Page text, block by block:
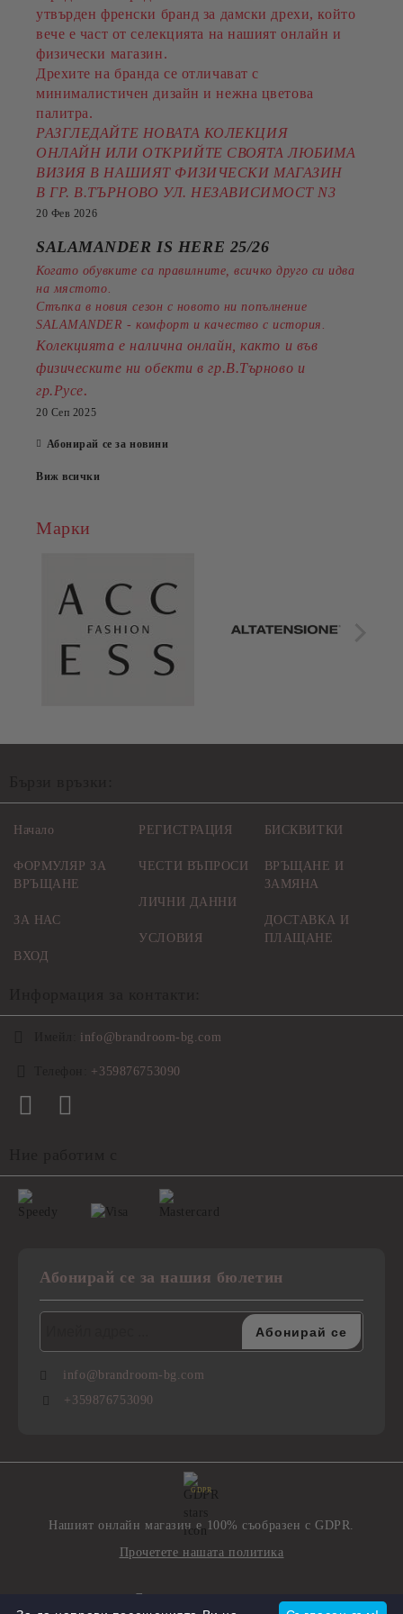
утвърден френски бранд за дамски дрехи, който
вече е част от селекцията на нашият онлайн и
физически магазин.
Дрехите на бранда се отличават с
минималистичен дизайн и нежна цветова
палитра.
РАЗГЛЕДАЙТЕ НОВАТА КОЛЕКЦИЯ
ОНЛАЙН ИЛИ ОТКРИЙТЕ СВОЯТА ЛЮБИМА
ВИЗИЯ В НАШИЯТ ФИЗИЧЕСКИ МАГАЗИН
В ГР. В.ТЪРНОВО УЛ. НЕЗАВИСИМОСТ N3
20 Фев 2026
SALAMANDER IS HERE 25/26
Когато обувките са правилните, всичко друго си идва
на мястото.
Стъпка в новия сезон с новото ни попълнение
SALAMANDER - комфорт и качество с история.
Колекцията е налична онлайн, както и във
физическите ни обекти в гр.В.Търново и
гр.Русе.
20 Сеп 2025
Абонирай се за новини
Виж всички
Марки
Начало
ФОРМУЛЯР ЗА
ВРЪЩАНЕ
ЗА НАС
ВХОД
РЕГИСТРАЦИЯ
ЧЕСТИ ВЪПРОСИ
ЛИЧНИ ДАННИ
УСЛОВИЯ
БИСКВИТКИ
ВРЪЩАНЕ И
ЗАМЯНА
ДОСТАВКА И
ПЛАЩАНЕ
info@brandroom-bg.com
+359876753090
Абонирай се за нашия бюлетин
info@brandroom-bg.com
+359876753090
GDPR
Нашият онлайн магазин е 100% съобразен с GDPR.
Прочетете нашата политика